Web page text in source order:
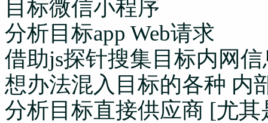
目标微信小程序
分析目标app Web请求
借助js探针搜集目标内网信
想办法混入目标的各种 内
分析目标直接供应商 [尤